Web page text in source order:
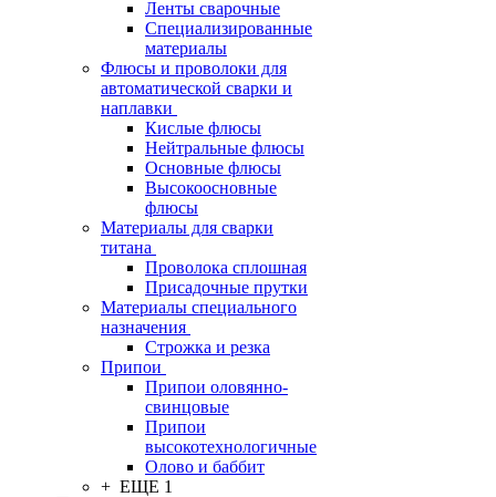
Ленты сварочные
Специализированные
материалы
Флюсы и проволоки для
автоматической сварки и
наплавки
Кислые флюсы
Нейтральные флюсы
Основные флюсы
Высокоосновные
флюсы
Материалы для сварки
титана
Проволока сплошная
Присадочные прутки
Материалы специального
назначения
Строжка и резка
Припои
Припои оловянно-
свинцовые
Припои
высокотехнологичные
Олово и баббит
+ ЕЩЕ 1